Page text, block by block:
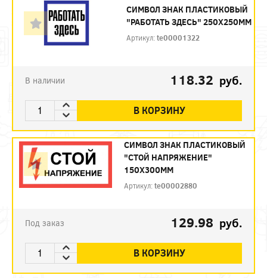
СИМВОЛ ЗНАК ПЛАСТИКОВЫЙ
"РАБОТАТЬ ЗДЕСЬ" 250Х250ММ
Артикул:te00001322
В наличии 118.32 руб.
В КОРЗИНУ
СИМВОЛ ЗНАК ПЛАСТИКОВЫЙ
"СТОЙ НАПРЯЖЕНИЕ"
150Х300ММ
Артикул:te00002880
Под заказ 129.98 руб.
В КОРЗИНУ